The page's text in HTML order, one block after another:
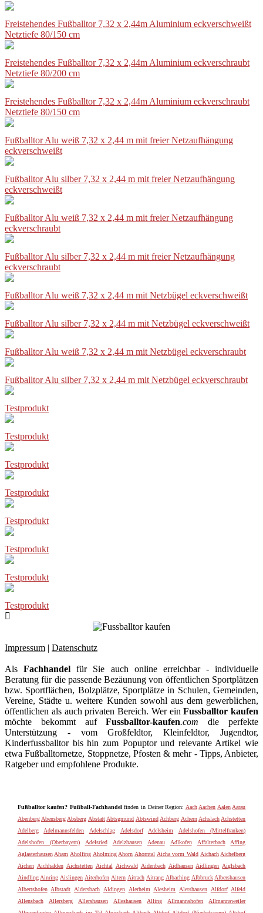
Freistehendes Fußballtor 7,32 x 2,44m Aluminium eckverschweißt
Netztiefe 80/150 cm
Freistehendes Fußballtor 7,32 x 2,44m Aluminium eckverschraubt
Netztiefe 80/200 cm
Freistehendes Fußballtor 7,32 x 2,44m Aluminium eckverschraubt
Netztiefe 80/150 cm
Fußballtor Alu weiß 7,32 x 2,44 m mit freier Netzaufhängung
eckverschweißt
Fußballtor Alu silber 7,32 x 2,44 m mit freier Netzaufhängung
eckverschweißt
Fußballtor Alu weiß 7,32 x 2,44 m mit freier Netzaufhängung
eckverschraubt
Fußballtor Alu silber 7,32 x 2,44 m mit freier Netzaufhängung
eckverschraubt
Fußballtor Alu weiß 7,32 x 2,44 m mit Netzbügel eckverschweißt
Fußballtor Alu silber 7,32 x 2,44 m mit Netzbügel eckverschweißt
Fußballtor Alu weiß 7,32 x 2,44 m mit Netzbügel eckverschraubt
Fußballtor Alu silber 7,32 x 2,44 m mit Netzbügel eckverschraubt
Testprodukt
Testprodukt
Testprodukt
Testprodukt
Testprodukt
Testprodukt
Testprodukt
Testprodukt
Impressum | Datenschutz
AlsFachhandel für Sie auch online erreichbar - individuelle
Beratung für die passende Bezäunung von öffentlichen Sportplätzen
bzw. Sportflächen, Bolzplätze, Sportplätze in Schulen, Gemeinden,
Vereine, Städte u. weitere Kunden sowohl aus dem gewerblichen,
öffentlichen als auch privaten Bereich. Wer einFussballtor kaufen
möchte bekommt aufFussballtor-kaufen.com die perfekte
Unterstützung - vom Großfeldtor, Kleinfeldtor, Jugendtor,
Kinderfussballtor bis hin zum Popuptor und relevante Artikel wie
etwa Fußballtornetze, Stoppnetze, Pfosten & mehr - Tipps, Anbieter,
Ratgeber und empfohlene Produkte.
Fußballtor kaufen? Fußball-Fachhandelfinden in Deiner Region: Aach Aachen Aalen Aarau
Abenberg Abensberg Absberg Abstatt Abtsgmünd Abtswind Achberg Achern Achslach Achstetten
Adelberg
Adelmannsfelden Adelschlag Adelsdorf Adelsheim
Adelshofen (Mittelfranken)
Adelshofen (Oberbayern)
Adelsried Adelzhausen Adenau Adlkofen Affalterbach
Affing
Aglasterhausen Aham Aholfing Aholming Ahorn Ahorntal Aicha vorm Wald Aichach Aichelberg
Aichen Aichhalden Aichstetten Aichtal Aichwald Aidenbach Aidhausen Aidlingen Aiglsbach
Aindling Ainring Aislingen Aiterhofen Aitern Aitrach Aitrang Albaching Albbruck Albershausen
Albertshofen Albstadt Aldersbach Aldingen Alerheim Alesheim Aletshausen Alfdorf Alfeld
Allensbach
Allersberg Allershausen Alleshausen Alling Allmannshofen
Allmannsweiler